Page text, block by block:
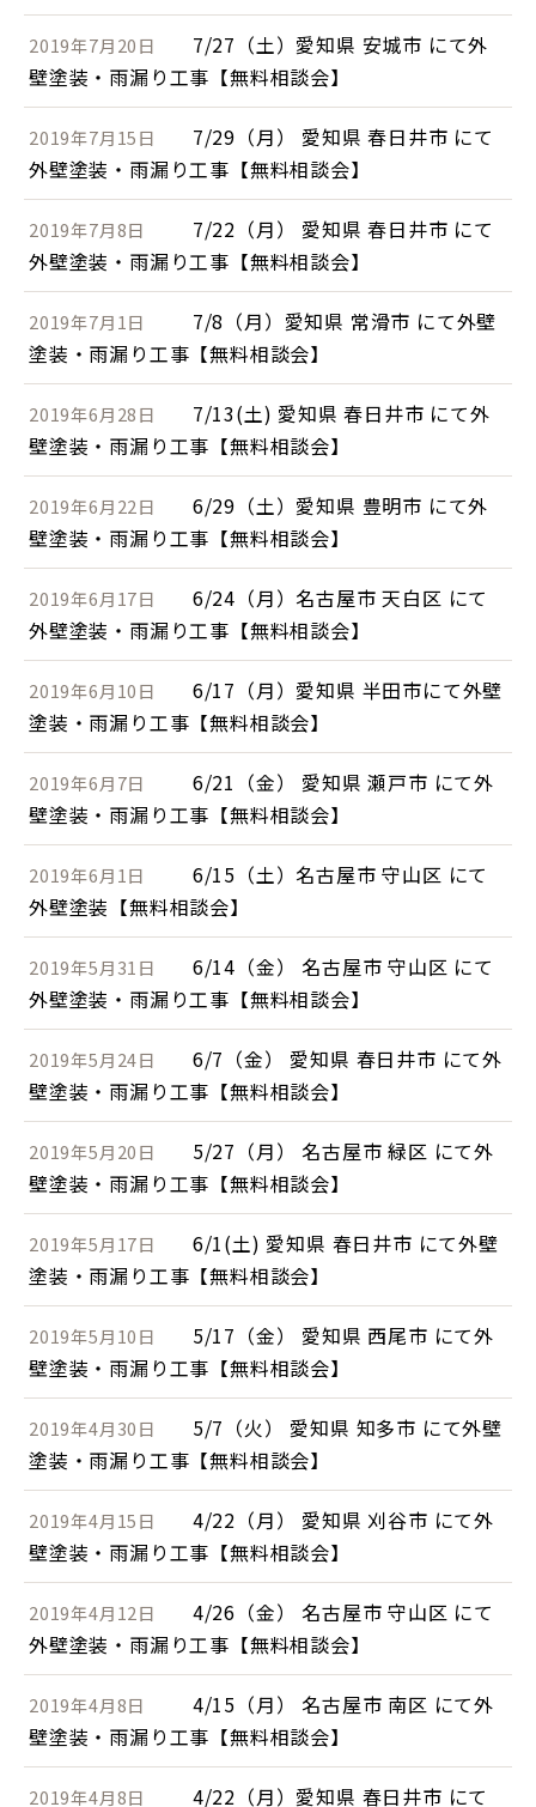
2019年7月20日
7/27（土）愛知県 安城市 にて外
壁塗装・雨漏り工事【無料相談会】
2019年7月15日
7/29（月） 愛知県 春日井市 にて
外壁塗装・雨漏り工事【無料相談会】
2019年7月8日
7/22（月） 愛知県 春日井市 にて
外壁塗装・雨漏り工事【無料相談会】
2019年7月1日
7/8（月）愛知県 常滑市 にて外壁
塗装・雨漏り工事【無料相談会】
2019年6月28日
7/13(土) 愛知県 春日井市 にて外
壁塗装・雨漏り工事【無料相談会】
2019年6月22日
6/29（土）愛知県 豊明市 にて外
壁塗装・雨漏り工事【無料相談会】
2019年6月17日
6/24（月）名古屋市 天白区 にて
外壁塗装・雨漏り工事【無料相談会】
2019年6月10日
6/17（月）愛知県 半田市にて外壁
塗装・雨漏り工事【無料相談会】
2019年6月7日
6/21（金） 愛知県 瀬戸市 にて外
壁塗装・雨漏り工事【無料相談会】
2019年6月1日
6/15（土）名古屋市 守山区 にて
外壁塗装【無料相談会】
2019年5月31日
6/14（金） 名古屋市 守山区 にて
外壁塗装・雨漏り工事【無料相談会】
2019年5月24日
6/7（金） 愛知県 春日井市 にて外
壁塗装・雨漏り工事【無料相談会】
2019年5月20日
5/27（月） 名古屋市 緑区 にて外
壁塗装・雨漏り工事【無料相談会】
2019年5月17日
6/1(土) 愛知県 春日井市 にて外壁
塗装・雨漏り工事【無料相談会】
2019年5月10日
5/17（金） 愛知県 西尾市 にて外
壁塗装・雨漏り工事【無料相談会】
2019年4月30日
5/7（火） 愛知県 知多市 にて外壁
塗装・雨漏り工事【無料相談会】
2019年4月15日
4/22（月） 愛知県 刈谷市 にて外
壁塗装・雨漏り工事【無料相談会】
2019年4月12日
4/26（金） 名古屋市 守山区 にて
外壁塗装・雨漏り工事【無料相談会】
2019年4月8日
4/15（月） 名古屋市 南区 にて外
壁塗装・雨漏り工事【無料相談会】
2019年4月8日 4/22（月）愛知県 春日井市 にて